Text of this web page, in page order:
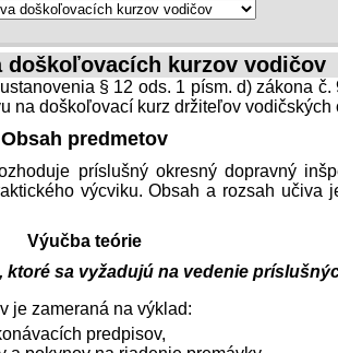
doškoľovacích kurzov vodičov
§ 12 ods. 1 písm. d) zákona
na doškoľovací kurz držiteľov
Obsah predmetov
príslušný okresný dopravný
výcviku. Obsah a rozsah
Výučba teórie
sa vyžadujú na vedenie
je zameraná na výklad:
predpisov,